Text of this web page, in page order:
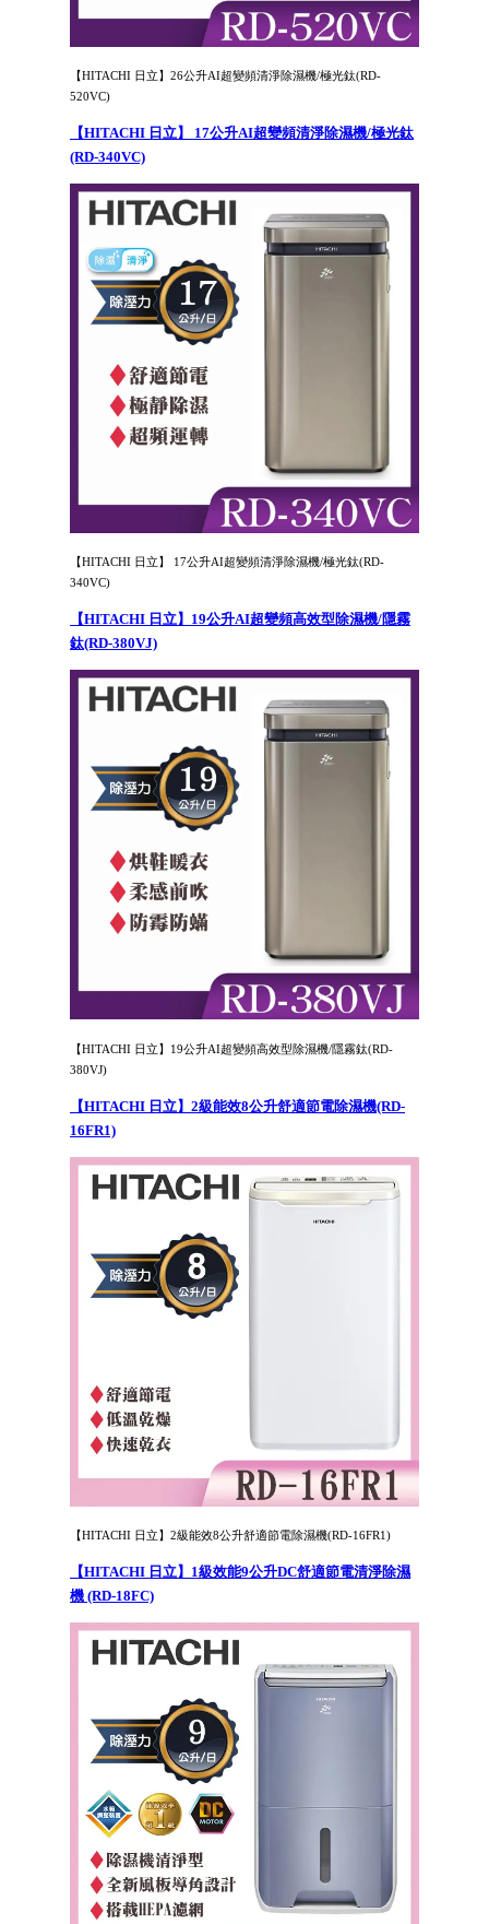
【HITACHI 日立】26公升AI超變頻清淨除濕機/極光鈦(RD-
520VC)
【HITACHI 日立】 17公升AI超變頻清淨除濕機/極光鈦
(RD-340VC)
【HITACHI 日立】 17公升AI超變頻清淨除濕機/極光鈦(RD-
340VC)
【HITACHI 日立】19公升AI超變頻高效型除濕機/隱霧
鈦(RD-380VJ)
【HITACHI 日立】19公升AI超變頻高效型除濕機/隱霧鈦(RD-
380VJ)
【HITACHI 日立】2級能效8公升舒適節電除濕機(RD-
16FR1)
【HITACHI 日立】2級能效8公升舒適節電除濕機(RD-16FR1)
【HITACHI 日立】1級效能9公升DC舒適節電清淨除濕
機 (RD-18FC)